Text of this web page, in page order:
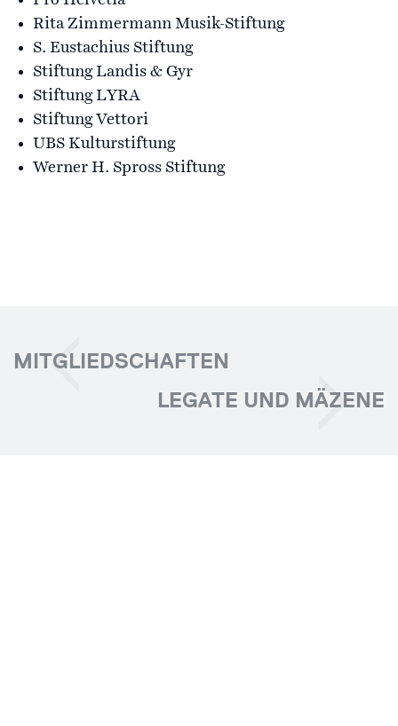
Rita Zimmermann Musik-Stiftung
S. Eustachius Stiftung
Stiftung Landis & Gyr
Stiftung LYRA
Stiftung Vettori
UBS Kulturstiftung
Werner H. Spross Stiftung
MITGLIEDSCHAFTEN
LEGATE UND MÄZENE